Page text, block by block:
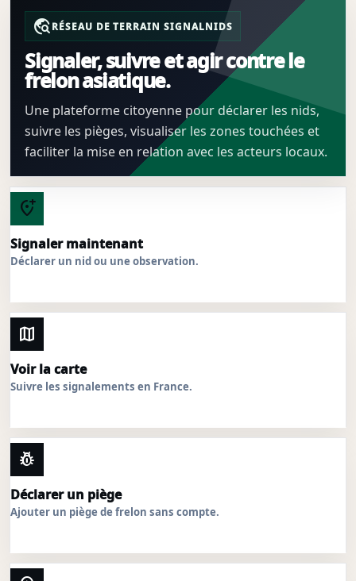
travel_exploreRÉSEAU DE TERRAIN SIGNALNIDS
Signaler, suivre et agir contre le
frelon asiatique.
Une plateforme citoyenne pour déclarer les nids,
suivre les pièges, visualiser les zones touchées et
faciliter la mise en relation avec les acteurs locaux.
add_location_alt
Signaler maintenant
Déclarer un nid ou une observation.
map
Voir la carte
Suivre les signalements en France.
pest_control
Déclarer un piège
Ajouter un piège de frelon sans compte.